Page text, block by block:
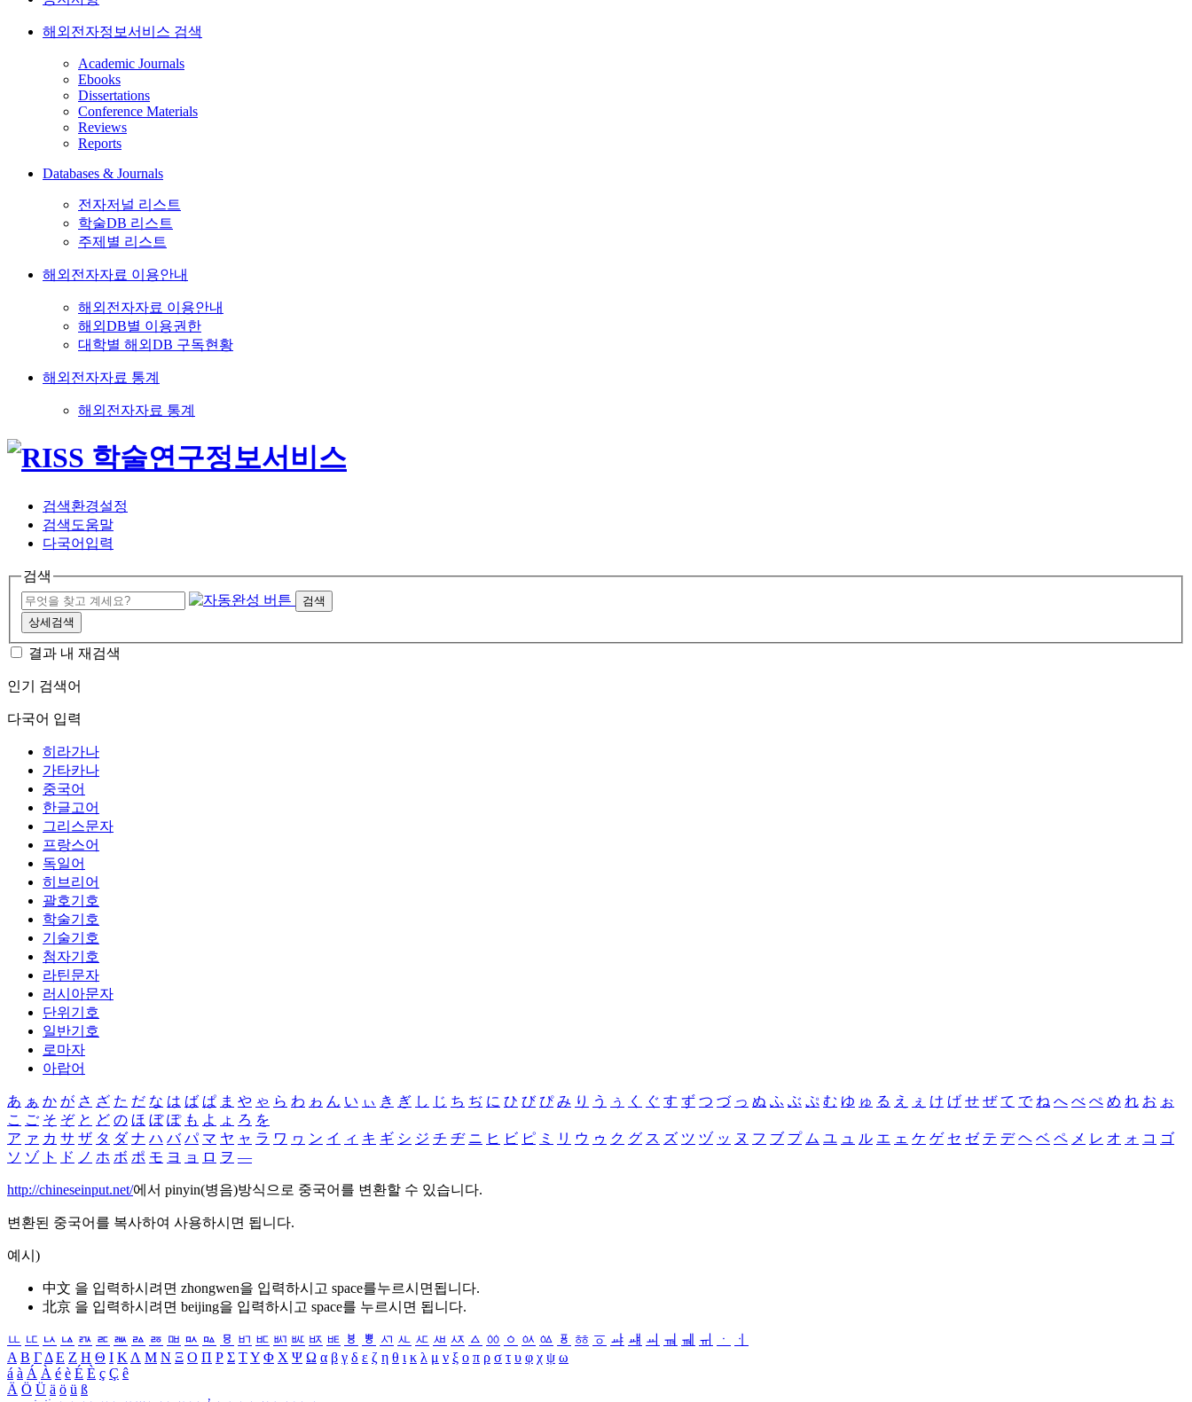
해외전자정보서비스 검색
Academic Journals
Ebooks
Dissertations
Conference Materials
Reviews
Reports
Databases & Journals
전자저널 리스트
학술DB 리스트
주제별 리스트
해외전자자료 이용안내
해외전자자료 이용안내
해외DB별 이용권한
대학별 해외DB 구독현황
해외전자자료 통계
해외전자자료 통계
검색환경설정
검색도움말
다국어입력
검색
검색
상세검색
결과 내 재검색
인기 검색어
다국어 입력
히라가나
가타카나
중국어
한글고어
그리스문자
프랑스어
독일어
히브리어
괄호기호
학술기호
기술기호
첨자기호
라틴문자
러시아문자
단위기호
일반기호
로마자
아랍어
あ ぁ か が さ ざ た だ な は ば ぱ ま や ゃ ら わ ゎ ん い ぃ き ぎ し じ ち ぢ に ひ び ぴ み り う ぅ く ぐ す ず つ づ っ ぬ ふ ぶ ぷ む ゆ ゅ る え ぇ け げ せ ぜ て で ね へ べ ぺ め れ お ぉ
こ ご そ ぞ と ど の ほ ぼ ぽ も よ ょ ろ を
ア ァ カ サ ザ タ ダ ナ ハ バ パ マ ヤ ャ ラ ワ ヮ ン イ ィ キ ギ シ ジ チ ヂ ニ ヒ ビ ピ ミ リ ウ ゥ ク グ ス ズ ツ ヅ ッ ヌ フ ブ プ ム ユ ュ ル エ ェ ケ ゲ セ ゼ テ デ ヘ ベ ペ メ レ オ ォ コ ゴ
ソ ゾ ト ド ノ ホ ボ ポ モ ヨ ョ ロ ヲ ―
http://chineseinput.net/에서 pinyin(병음)방식으로 중국어를 변환할 수 있습니다.
변환된 중국어를 복사하여 사용하시면 됩니다.
예시)
中文 을 입력하시려면 zhongwen을 입력하시고 space를누르시면됩니다.
北京 을 입력하시려면 beijing을 입력하시고 space를 누르시면 됩니다.
ㅥ ㅦ ㅧ ㅨ ㅩ ㅪ ㅫ ㅬ ㅭ ㅮ ㅯ ㅰ ㅱ ㅲ ㅳ ㅴ ㅵ ㅶ ㅷ ㅸ ㅹ ㅺ ㅻ ㅼ ㅽ ㅾ ㅿ ㆀ ㆁ ㆂ ㆃ ㆄ ㆅ ㆆ ㆇ ㆈ ㆉ ㆊ ㆋ ㆌ ㆍ
ㆎ
Α Β ΓΔ Ε Ζ Η Θ Ι ΚΛ Μ Ν Ξ Ο Π Ρ Σ ΤΥ Φ Χ Ψ Ω α β γ δ ε ζ η θ ι κ λ μ ν ξ ο π ρ σ τ υ φ χ ψ ω
á à Á À é è É È ç Ç ê
Ä Ö Ü ä ö ü ß